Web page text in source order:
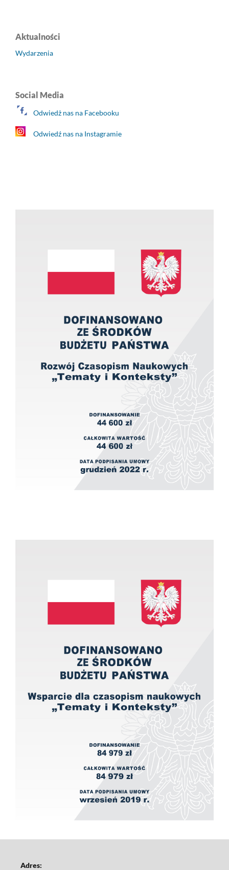
Aktualności
Wydarzenia
Social Media
Odwiedż nas na Facebooku
Odwiedź nas na Instagramie
Adres: